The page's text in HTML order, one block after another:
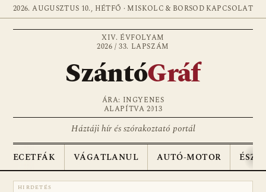
2026. AUGUSZTUS 10., HÉTFŐ · MISKOLC & BORSOD KAPCSOLAT
XIV. ÉVFOLYAM
2026 / 33. LAPSZÁM
SzántóGráf
ÁRA: INGYENES
ALAPÍTVA 2013
Háztáji hír és szórakoztató portál
ECETFÁK VÁGATLANUL AUTÓ-MOTOR
HIRDETÉS